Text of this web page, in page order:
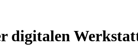
digitalen